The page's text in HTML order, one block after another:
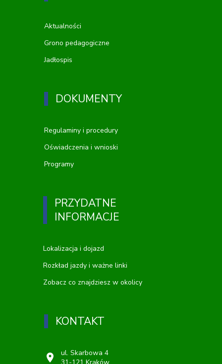
Aktualności
Grono pedagogiczne
Jadłospis
DOKUMENTY
Regulaminy i procedury
Oświadczenia i wnioski
Programy
PRZYDATNE
INFORMACJE
Lokalizacja i dojazd
Rozkład jazdy i ważne linki
Zobacz co znajdziesz w okolicy
KONTAKT
location_on
ul. Skarbowa 4